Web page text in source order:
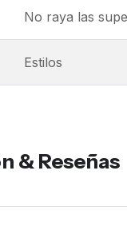
No raya las
Estilos
& Reseñas